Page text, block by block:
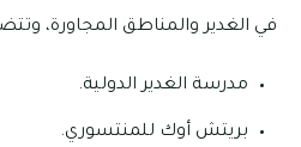
في الغدير والمناطق المجاورة،
مدرسة الغدير الدولية.
بريتش أوك للمنتسوري.